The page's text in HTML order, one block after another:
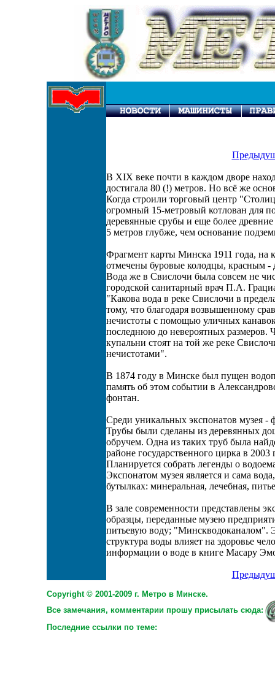
В XIX веке почти в каждом дворе
достигала 80 (!) метров. Но всё же
Когда строили торговый центр
огромный 15-метровый котлован для
деревянные срубы и еще более
5 метров глубже, чем основание
Фрагмент карты Минска 1911 года, на
отмечены буровые колодцы, красным
Вода же в Свислочи была совсем не
городской санитарный врач П.А.
"Какова вода в реке Свислочи в
тому, что благодаря возвышенному
нечистоты с помощью уличных
последнюю до невероятных размеров.
купальни стоят на той же реке
нечистотами".
В 1874 году в Минске был пущен
память об этом событии в
фонтан.
Среди уникальных экспонатов музея -
Трубы были сделаны из деревянных
обручем. Одна из таких труб была
районе государственного цирка в
Планируется собрать легенды о
Экспонатом музея является и сама
бутылках: минеральная, лечебная,
В зале современности представлены
образцы, переданные музею
питьевую воду; "Минскводоканалом".
структура воды влияет на здоровье
информации о воде в книге Масару
Copyright © 2001-2009 г. Метро в Минске.
Все замечания, комментарии прошу присылать сюда:
Последние ссылки по теме: